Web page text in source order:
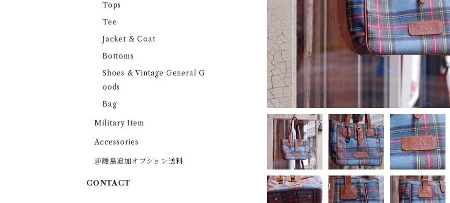
Tops
Tee
Jacket & Coat
Bottoms
Shoes & Vintage General G
oods
Bag
Military Item
Accessories
＠離島追加オプション送料
CONTACT